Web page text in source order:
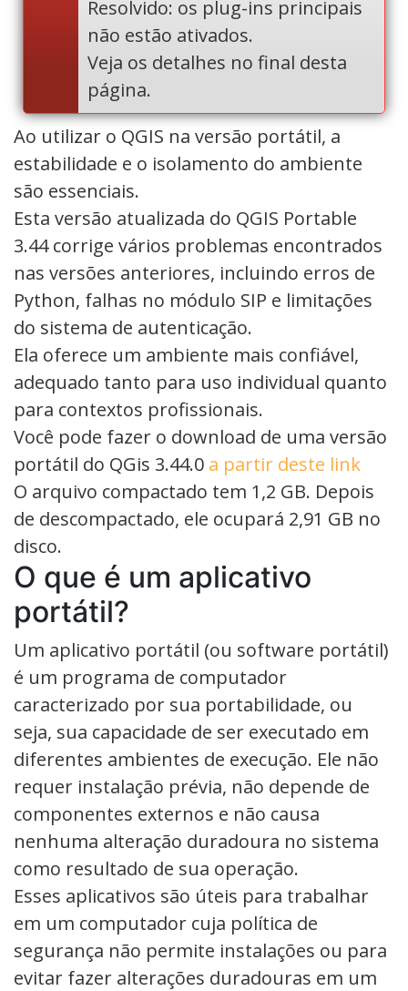
Resolvido: os plug-ins principais
não estão ativados.
Veja os detalhes no final desta
página.
Ao utilizar o QGIS na versão portátil, a
estabilidade e o isolamento do ambiente
são essenciais.
Esta versão atualizada do QGIS Portable
3.44 corrige vários problemas encontrados
nas versões anteriores, incluindo erros de
Python, falhas no módulo SIP e limitações
do sistema de autenticação.
Ela oferece um ambiente mais confiável,
adequado tanto para uso individual quanto
para contextos profissionais.
Você pode fazer o download de uma versão
portátil do QGis 3.44.0 a partir deste link
O arquivo compactado tem 1,2 GB. Depois
de descompactado, ele ocupará 2,91 GB no
disco.
O que é um aplicativo
portátil?
Um aplicativo portátil (ou software portátil)
é um programa de computador
caracterizado por sua portabilidade, ou
seja, sua capacidade de ser executado em
diferentes ambientes de execução. Ele não
requer instalação prévia, não depende de
componentes externos e não causa
nenhuma alteração duradoura no sistema
como resultado de sua operação.
Esses aplicativos são úteis para trabalhar
em um computador cuja política de
segurança não permite instalações ou para
evitar fazer alterações duradouras em um